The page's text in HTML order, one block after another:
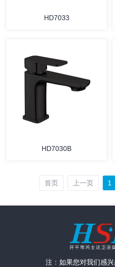
HD7033
HD7030B
首页 上一页 1
注：如果您对我们感兴